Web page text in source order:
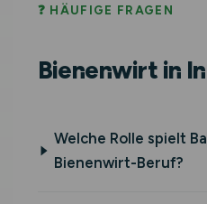
❓ HÄUFIGE FRAGEN
Bienenwirt in
Welche Rolle spielt
Bienenwirt-Beruf?